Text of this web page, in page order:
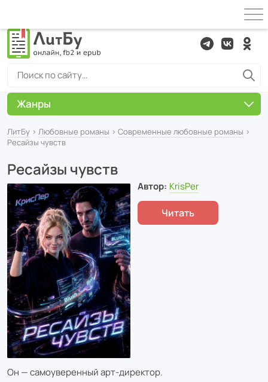
ЛитБу › Любовные романы › Современные любовные романы ›
Ресайзы чувств
Ресайзы чувств
Автор: KrisPer
Читать
Он — самоуверенный арт-директор.
Жанры